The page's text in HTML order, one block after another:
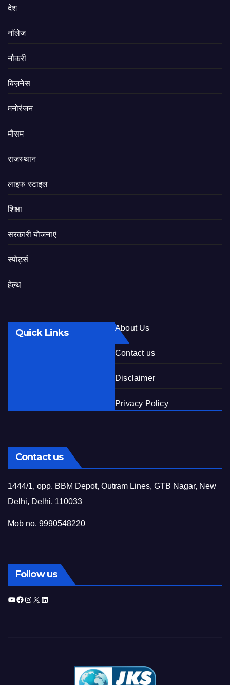
देश
नॉलेज
नौकरी
बिज़नेस
मनोरंजन
मौसम
राजस्थान
लाइफ स्टाइल
शिक्षा
सरकारी योजनाएं
स्पोर्ट्स
हेल्थ
Quick Links About Us
Contact us
Disclaimer
Privacy Policy
Contact us
1444/1, opp. BBM Depot, Outram Lines, GTB Nagar, New
Delhi, Delhi, 110033
Mob no. 9990548220
Follow us
YouTube
Facebook
Instagram
X LinkedIn